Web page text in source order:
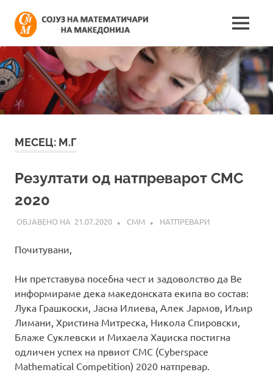
content
на
на
информации
поврзани
со
работата
на
MENU
МЕСЕЦ: М.Г
Резултати од натпреварот CMC
2020
21.07.2020 СММ НАТПРЕВАРИ
Почитувани,
Ни претставува посебна чест и задоволство да Ве
информираме дека македонската екипа во состав:
Лука Грашкоски, Јасна Илиева, Алек Јармов, Иљир
Лимани, Христина Митреска, Никола Спировски,
Блаже Суклевски и Михаела Хаџиска постигна
одличен успех на првиот СМС (Cyberspace
Mathematical Competition) 2020 натпревар.